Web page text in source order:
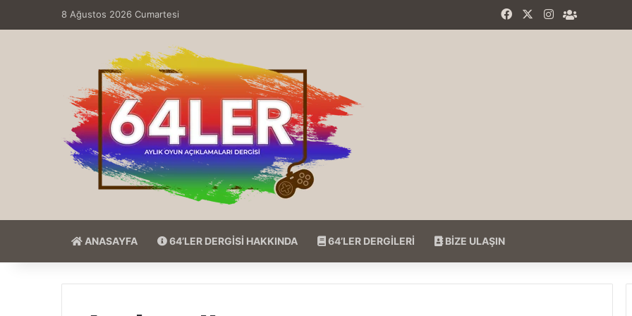
8 Ağustos 2026 Cumartesi FacebookInstagram
ANASAYFA 64’LER DERGİSİ HAKKINDA 64’LER DERGİLERİ BİZE ULAŞIN